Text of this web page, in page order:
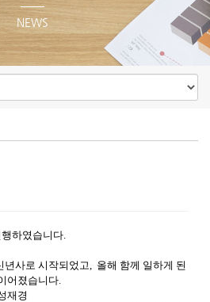
NEWS
하였습니다.
사로 시작되었고, 올해 함께 일하게 된
어졌습니다.
재경